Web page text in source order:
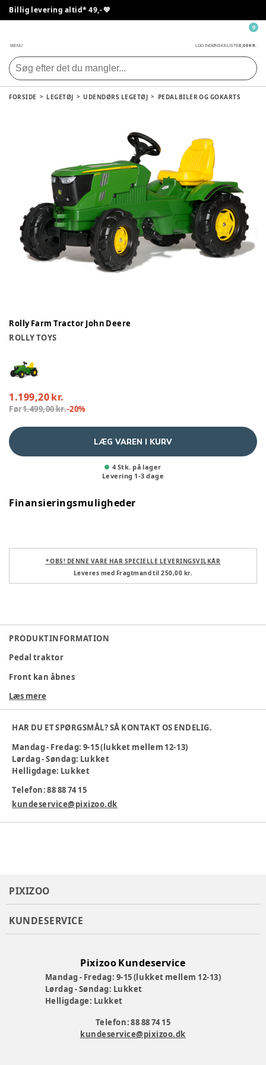
Billig levering altid* 49,- 💙
MENU LOG INDØNSKELISTE0,00 KR.
0
FORSIDE LEGETØJ UDENDØRS LEGETØJ PEDALBILER OG GOKARTS
Rolly Farm Tractor John Deere
ROLLY TOYS
1.199,20 kr.
Før1.499,00 kr.-20%
LÆG VAREN I KURV
4 Stk. på lager
Levering 1-3 dage
Finansieringsmuligheder
* OBS! DENNE VARE HAR SPECIELLE LEVERINGSVILKÅR
Leveres med Fragtmand til 250,00 kr.
PRODUKTINFORMATION
Pedal traktor
Front kan åbnes
Sæde kan rykkes tilbage alt efter barnets størrelse
Læs mere
HAR DU ET SPØRGSMÅL? SÅ KONTAKT OS ENDELIG.
Mandag - Fredag: 9-15 (lukket mellem 12-13)
Lørdag - Søndag: Lukket
Helligdage: Lukket
Telefon: 88 88 74 15
kundeservice@pixizoo.dk
PIXIZOO
KUNDESERVICE
Pixizoo Kundeservice
Mandag - Fredag: 9-15 (lukket mellem 12-13)
Lørdag - Søndag: Lukket
Helligdage: Lukket
Telefon: 88 88 74 15
kundeservice@pixizoo.dk